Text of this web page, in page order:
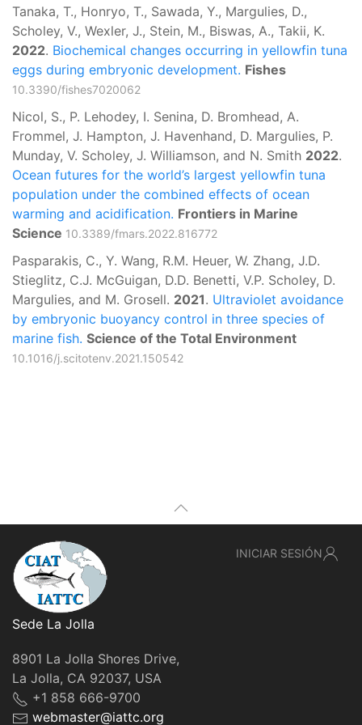
Tanaka, T., Honryo, T., Sawada, Y., Margulies, D.,
Scholey, V., Wexler, J., Stein, M., Biswas, A., Takii, K.
2022. Biochemical changes occurring in yellowfin tuna
eggs during embryonic development. Fishes
10.3390/fishes7020062
Nicol, S., P. Lehodey, I. Senina, D. Bromhead, A.
Frommel, J. Hampton, J. Havenhand, D. Margulies, P.
Munday, V. Scholey, J. Williamson, and N. Smith 2022.
Ocean futures for the world’s largest yellowfin tuna
population under the combined effects of ocean
warming and acidification. Frontiers in Marine
Science 10.3389/fmars.2022.816772
Pasparakis, C., Y. Wang, R.M. Heuer, W. Zhang, J.D.
Stieglitz, C.J. McGuigan, D.D. Benetti, V.P. Scholey, D.
Margulies, and M. Grosell. 2021. Ultraviolet avoidance
by embryonic buoyancy control in three species of
marine fish. Science of the Total Environment
10.1016/j.scitotenv.2021.150542
Sede La Jolla
8901 La Jolla Shores Drive,
La Jolla, CA 92037, USA
+1 858 666-9700
webmaster@iattc.org
INICIAR SESIÓN